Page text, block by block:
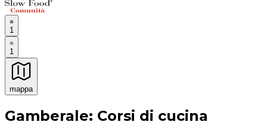
1
1
mappa
Esperienze culinarie indimenticabili: Esperienze
Gamberale: Corsi di cucina